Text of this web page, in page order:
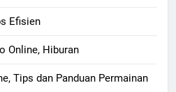
Efisien
Online, Hiburan
Tips dan Panduan Permainan